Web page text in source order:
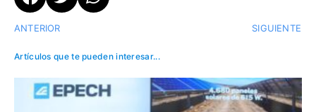
ANTERIOR SIGUIENTE
Artículos que te pueden interesar...